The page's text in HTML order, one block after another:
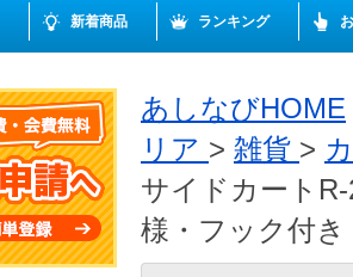
新着商品 ランキング
あしなびHOME
リア > 雑貨 >
サイドカート
様・フック付